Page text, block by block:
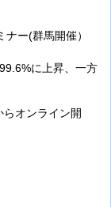
ー(群馬開催）
に上昇、一方
オンライン開